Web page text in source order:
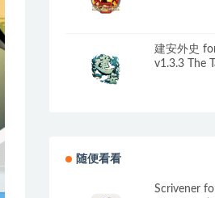
建安外史
v1.3.3 The
随便看看
Scrivener